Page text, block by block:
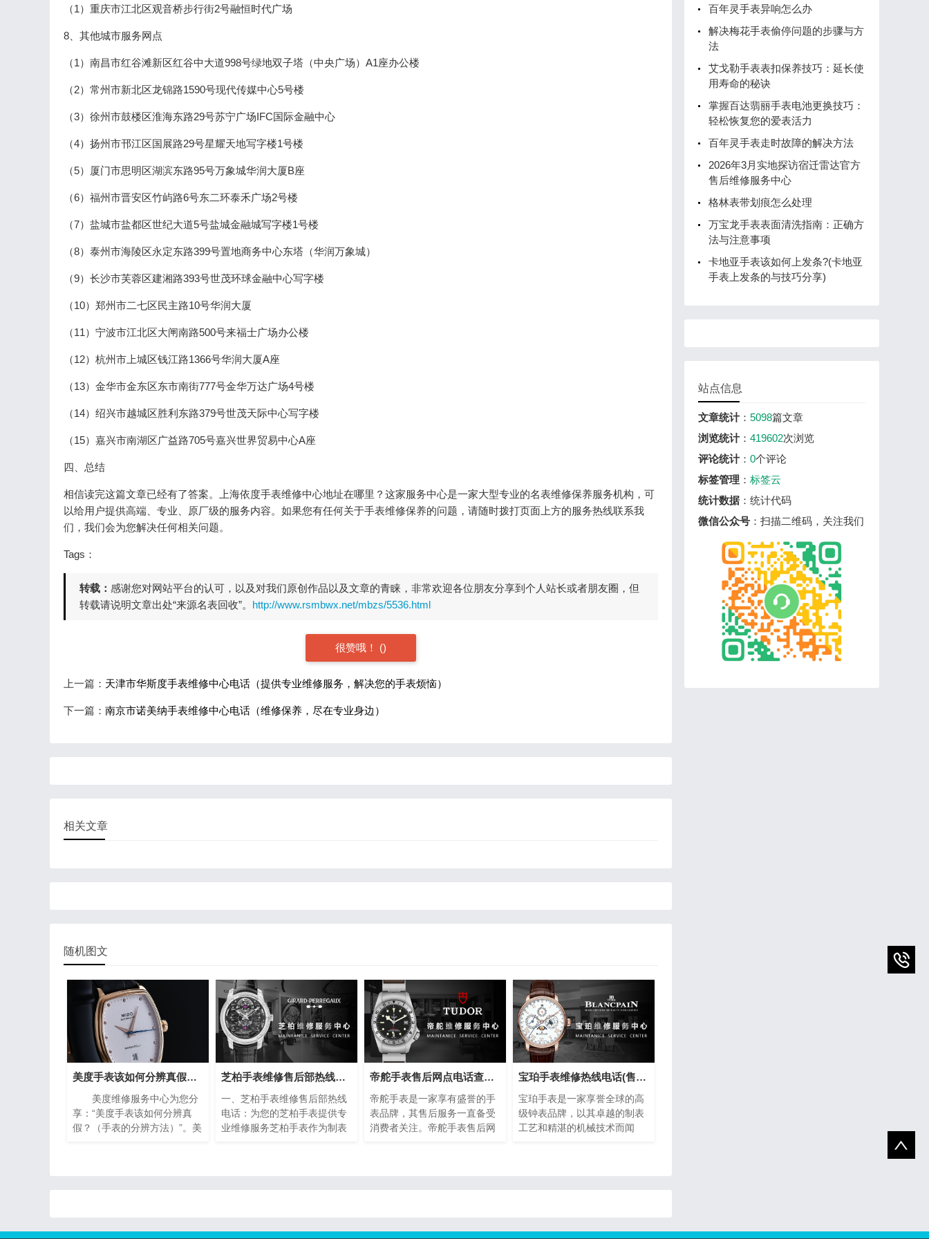
（1）重庆市江北区观音桥步行街2号融恒时代广场
8、其他城市服务网点
（1）南昌市红谷滩新区红谷中大道998号绿地双子塔（中央广场）A1座办公楼
（2）常州市新北区龙锦路1590号现代传媒中心5号楼
（3）徐州市鼓楼区淮海东路29号苏宁广场IFC国际金融中心
（4）扬州市邗江区国展路29号星耀天地写字楼1号楼
（5）厦门市思明区湖滨东路95号万象城华润大厦B座
（6）福州市晋安区竹屿路6号东二环泰禾广场2号楼
（7）盐城市盐都区世纪大道5号盐城金融城写字楼1号楼
（8）泰州市海陵区永定东路399号置地商务中心东塔（华润万象城）
（9）长沙市芙蓉区建湘路393号世茂环球金融中心写字楼
（10）郑州市二七区民主路10号华润大厦
（11）宁波市江北区大闸南路500号来福士广场办公楼
（12）杭州市上城区钱江路1366号华润大厦A座
（13）金华市金东区东市南街777号金华万达广场4号楼
（14）绍兴市越城区胜利东路379号世茂天际中心写字楼
（15）嘉兴市南湖区广益路705号嘉兴世界贸易中心A座
四、总结
相信读完这篇文章已经有了答案。上海依度手表维修中心地址在哪里？这家服务中心是一家大型专业的名表维修保养服务机构，可
以给用户提供高端、专业、原厂级的服务内容。如果您有任何关于手表维修保养的问题，请随时拨打页面上方的服务热线联系我
们，我们会为您解决任何相关问题。
Tags：
转载： 感谢您对网站平台的认可，以及对我们原创作品以及文章的青睐，非常欢迎各位朋友分享到个人站长或者朋友圈，但
转载请说明文章出处“来源名表回收”。 http://www.rsmbwx.net/mbzs/5536.html
很赞哦！ ()
上一篇： 天津市华斯度手表维修中心电话（提供专业维修服务，解决您的手表烦恼）
下一篇： 南京市诺美纳手表维修中心电话（维修保养，尽在专业身边）
相关文章
随机图文
美度手表该如何分辨真假？（手表的分辨方法）
美度维修服务中心为您分
享：“美度手表该如何分辨真
假？（手表的分辨方法）”。美
面将介绍一些简单而实用的方
芝柏手表维修售后部热线电话(专业芝柏手表维修服务，售后热线24小时为您解答)
一、芝柏手表维修售后部热线
电话：为您的芝柏手表提供专
业维修服务芝柏手表作为制表
电话成为了芝柏手表拥有者的
帝舵手表售后网点电话查询(全国服务网点查询方法)
帝舵手表是一家享有盛誉的手
表品牌，其售后服务一直备受
消费者关注。帝舵手表售后网
意事项。
宝珀手表维修热线电话(售后服务专线)
宝珀手表是一家享誉全球的高
级钟表品牌，以其卓越的制表
工艺和精湛的机械技术而闻
百年灵手表异响怎么办
解决梅花手表偷停问题的步骤与方
法
艾戈勒手表表扣保养技巧：延长使
用寿命的秘诀
掌握百达翡丽手表电池更换技巧：
轻松恢复您的爱表活力
百年灵手表走时故障的解决方法
2026年3月实地探访宿迁雷达官方
售后维修服务中心
格林表带划痕怎么处理
万宝龙手表表面清洗指南：正确方
法与注意事项
卡地亚手表该如何上发条?(卡地亚
手表上发条的与技巧分享)
站点信息
文章统计： 5098篇文章
浏览统计： 419602次浏览
评论统计： 0个评论
标签管理 ： 标签云
统计数据 ：统计代码
微信公众号 ：扫描二维码，关注我们